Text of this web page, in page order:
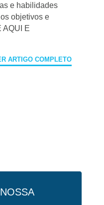
e habilidades
objetivos e
AQUI E
ARTIGO COMPLETO